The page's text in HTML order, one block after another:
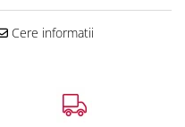
Cere informatii